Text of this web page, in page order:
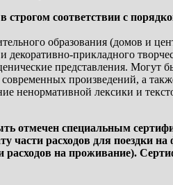
соответствии с
образования (домов и
декоративно-прикладного
представления. Могут
произведений, а
ненормативной лексики и
отмечен специальным
расходов для поездки на
на проживание).